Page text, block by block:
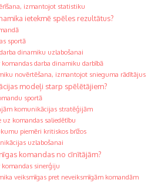
izmantojot statistiku
ietekmē spēles rezultātus?
sportā
dinamiku uzlabošanai
darba dinamiku darbībā
novērtēšana, izmantojot snieguma rādītājus
modeļi starp spēlētājiem?
sportā
komunikācijas stratēģijām
uz komandas saliedētību
piemēri kritiskos brīžos
uzlabošanai
komandas no cīnītājām?
komandas sinerģiju
veiksmīgas pret neveiksmīgām komandām